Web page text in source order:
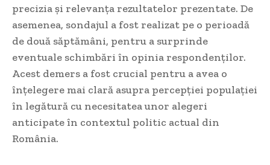
precizia și relevanța rezultatelor prezentate. De
asemenea, sondajul a fost realizat pe o perioadă
de două săptămâni, pentru a surprinde
eventuale schimbări în opinia respondenților.
Acest demers a fost crucial pentru a avea o
înțelegere mai clară asupra percepției populației
în legătură cu necesitatea unor alegeri
anticipate în contextul politic actual din
România.